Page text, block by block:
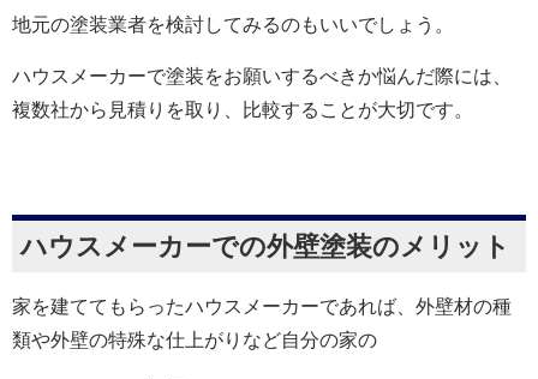
地元の塗装業者を検討してみるのもいいでしょう。
ハウスメーカーで塗装をお願いするべきか悩んだ際には、
複数社から見積りを取り、比較することが大切です。
ハウスメーカーでの外壁塗装のメリット
家を建ててもらったハウスメーカーであれば、外壁材の種
類や外壁の特殊な仕上がりなど自分の家の